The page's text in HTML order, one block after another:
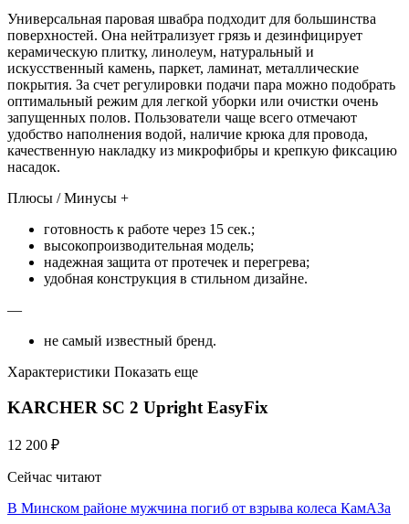
Универсальная паровая швабра подходит для большинства
поверхностей. Она нейтрализует грязь и дезинфицирует
керамическую плитку, линолеум, натуральный и
искусственный камень, паркет, ламинат, металлические
покрытия. За счет регулировки подачи пара можно подобрать
оптимальный режим для легкой уборки или очистки очень
запущенных полов. Пользователи чаще всего отмечают
удобство наполнения водой, наличие крюка для провода,
качественную накладку из микрофибры и крепкую фиксацию
насадок.
Плюсы / Минусы +
готовность к работе через 15 сек.;
высокопроизводительная модель;
надежная защита от протечек и перегрева;
удобная конструкция в стильном дизайне.
—
не самый известный бренд.
Характеристики Показать еще
KARCHER SC 2 Upright EasyFix
12 200 ₽
Сейчас читают
В Минском районе мужчина погиб от взрыва колеса КамАЗа